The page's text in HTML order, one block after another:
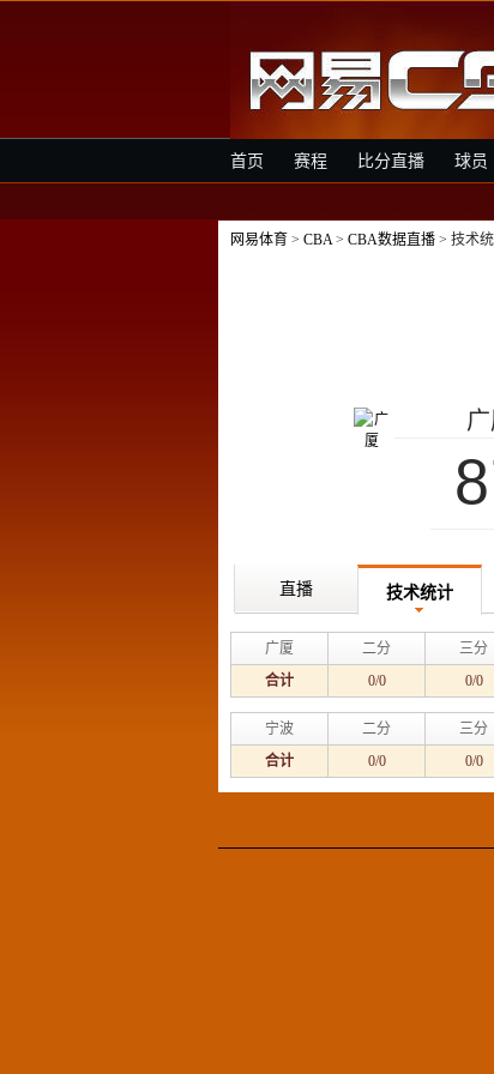
首页 赛程 比分直播 球员
网易体育 > CBA> CBA数据直播 > 技术
直播 技术统计
广厦 二分 三分
合计
0/0 0/0
宁波 二分 三分
合计
0/0 0/0